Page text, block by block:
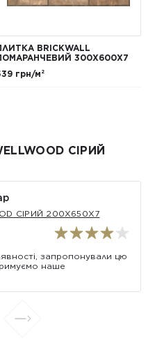
BRICKWALL
300Х600Х7
грн/м²
СІРИЙ
СІРИЙ 200X650X7
запропонували цю
наше